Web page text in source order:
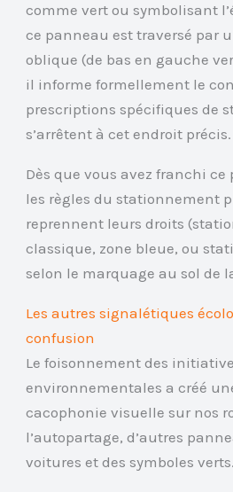
comme vert ou symbolisant
ce panneau est traversé par
oblique (de bas en gauche
il informe formellement le
prescriptions spécifiques de
s’arrêtent à cet endroit précis.
Dès que vous avez franchi
les règles du stationnement
reprennent leurs droits
classique, zone bleue, ou
selon le marquage au sol de
Les autres signalétiques
confusion
Le foisonnement des
environnementales a créé
cacophonie visuelle sur nos
l’autopartage, d’autres
voitures et des symboles verts.